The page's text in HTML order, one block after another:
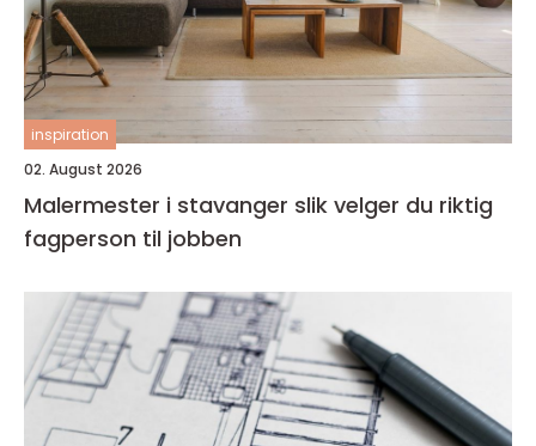
inspiration
02. August 2026
Malermester i stavanger slik velger du riktig
fagperson til jobben